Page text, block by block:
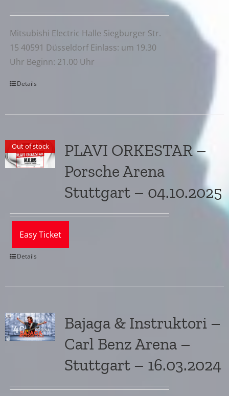
Mitsubishi Electric Halle Siegburger Str.
15 40591 Düsseldorf Einlass: um 19.30
Uhr Beginn: 21.00 Uhr
Details
Out of stock
PLAVI ORKESTAR –
Porsche Arena
Stuttgart – 04.10.2025
Easy Ticket
Details
Bajaga & Instruktori –
Carl Benz Arena –
Stuttgart – 16.03.2024